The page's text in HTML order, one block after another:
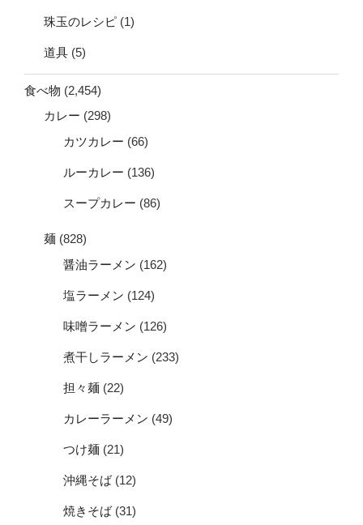
珠玉のレシピ (1)
道具 (5)
食べ物 (2,454)
カレー (298)
カツカレー (66)
ルーカレー (136)
スープカレー (86)
麺 (828)
醤油ラーメン (162)
塩ラーメン (124)
味噌ラーメン (126)
煮干しラーメン (233)
担々麺 (22)
カレーラーメン (49)
つけ麺 (21)
沖縄そば(12)
焼きそば(31)